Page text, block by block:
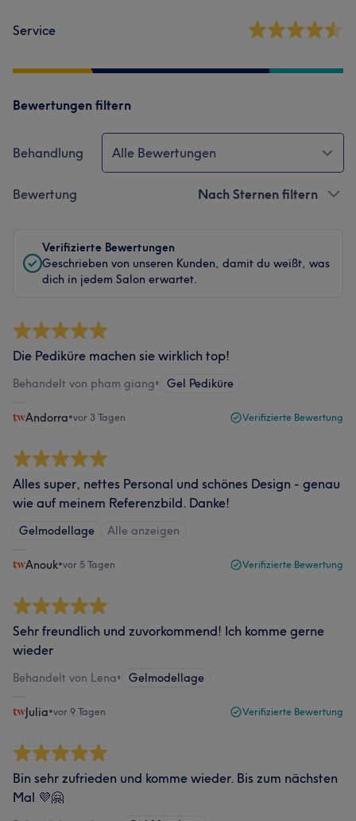
Service
Bewertungen filtern
Behandlung Alle Bewertungen
Bewertung Nach Sternen filtern
Verifizierte Bewertungen
Geschrieben von unseren Kunden, damit du weißt, was
dich in jedem Salon erwartet.
Die Pediküre machen sie wirklich top!
Behandelt von pham giang• Gel Pediküre
Andorra•vor 3 Tagen Verifizierte Bewertung
Alles super, nettes Personal und schönes Design - genau
wie auf meinem Referenzbild. Danke!
Gelmodellage Alle anzeigen
Anouk•vor 5 Tagen Verifizierte Bewertung
Sehr freundlich und zuvorkommend! Ich komme gerne
wieder
Behandelt von Lena• Gelmodellage
Julia•vor 9 Tagen Verifizierte Bewertung
Bin sehr zufrieden und komme wieder. Bis zum nächsten
Mal 💜🤗